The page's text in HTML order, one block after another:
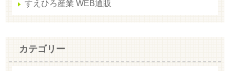
すえひろ産業 WEB通販
カテゴリー